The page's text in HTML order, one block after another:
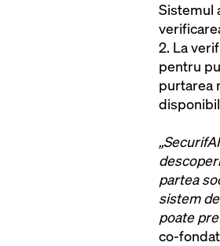
Sistemul
2. La
pentru
purtarea
partea
sistem
poate
co-